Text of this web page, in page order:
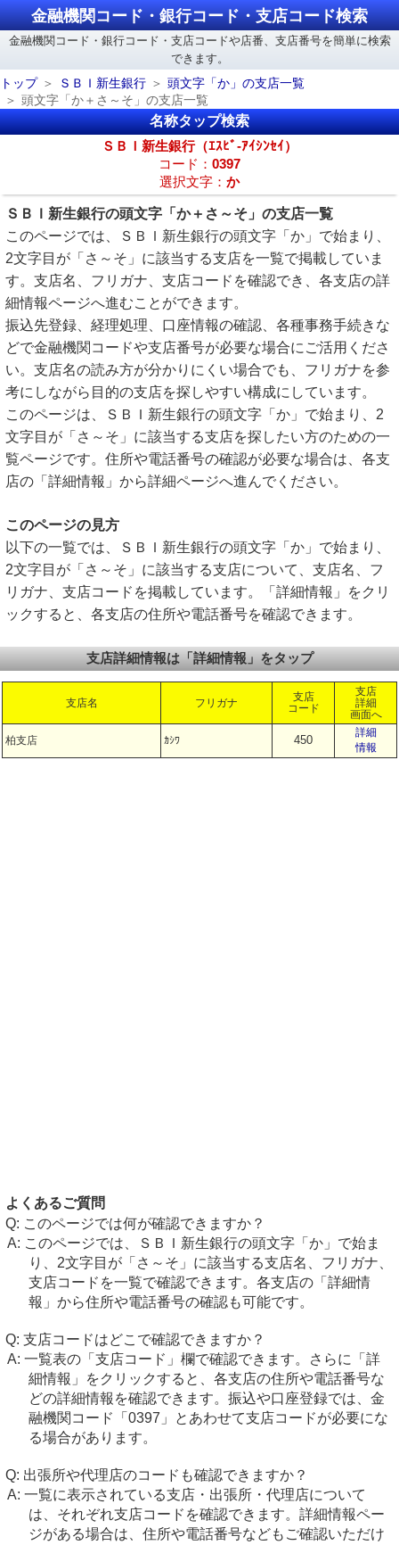
金融機関コード・銀行コード・支店コード検索
金融機関コード・銀行コード・支店コードや店番、支店番号を簡単に検索
できます。
トップ
ＳＢＩ新生銀行
頭文字「か」の支店一覧
頭文字「か＋さ～そ」の支店一覧
名称タップ検索
ＳＢＩ新生銀行（ｴｽﾋﾞ-ｱｲｼﾝｾｲ）
コード： 0397
選択文字： か
ＳＢＩ新生銀行の頭文字「か＋さ～そ」の支店一覧
このページでは、ＳＢＩ新生銀行の頭文字「か」で始まり、
2文字目が「さ～そ」に該当する支店を一覧で掲載していま
す。支店名、フリガナ、支店コードを確認でき、各支店の詳
細情報ページへ進むことができます。
振込先登録、経理処理、口座情報の確認、各種事務手続きな
どで金融機関コードや支店番号が必要な場合にご活用くださ
い。支店名の読み方が分かりにくい場合でも、フリガナを参
考にしながら目的の支店を探しやすい構成にしています。
このページは、ＳＢＩ新生銀行の頭文字「か」で始まり、2
文字目が「さ～そ」に該当する支店を探したい方のための一
覧ページです。住所や電話番号の確認が必要な場合は、各支
店の「詳細情報」から詳細ページへ進んでください。
このページの見方
以下の一覧では、ＳＢＩ新生銀行の頭文字「か」で始まり、
2文字目が「さ～そ」に該当する支店について、支店名、フ
リガナ、支店コードを掲載しています。「詳細情報」をクリ
ックすると、各支店の住所や電話番号を確認できます。
支店詳細情報は「詳細情報」をタップ
支店名 フリガナ
支店
コード
支店
詳細
画面へ
柏支店 ｶｼﾜ 450
詳細
情報
よくあるご質問
このページでは何が確認できますか？
このページでは、ＳＢＩ新生銀行の頭文字「か」で始ま
り、2文字目が「さ～そ」に該当する支店名、フリガナ、
支店コードを一覧で確認できます。各支店の「詳細情
報」から住所や電話番号の確認も可能です。
支店コードはどこで確認できますか？
一覧表の「支店コード」欄で確認できます。さらに「詳
細情報」をクリックすると、各支店の住所や電話番号な
どの詳細情報を確認できます。振込や口座登録では、金
融機関コード「0397」とあわせて支店コードが必要にな
る場合があります。
出張所や代理店のコードも確認できますか？
一覧に表示されている支店・出張所・代理店について
は、それぞれ支店コードを確認できます。詳細情報ペー
ジがある場合は、住所や電話番号などもご確認いただけ